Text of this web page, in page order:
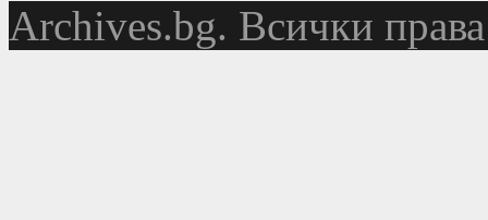
Аrchives.bg. Всички права